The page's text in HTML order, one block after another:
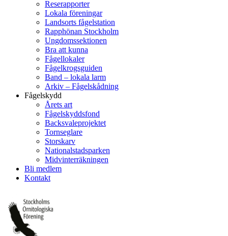
Reserapporter
Lokala föreningar
Landsorts fågelstation
Rapphönan Stockholm
Ungdomssektionen
Bra att kunna
Fågellokaler
Fågelkrogsguiden
Band – lokala larm
Arkiv – Fågelskådning
Fågelskydd
Årets art
Fågelskyddsfond
Backsvaleprojektet
Tornseglare
Storskarv
Nationalstadsparken
Midvinterräkningen
Bli medlem
Kontakt